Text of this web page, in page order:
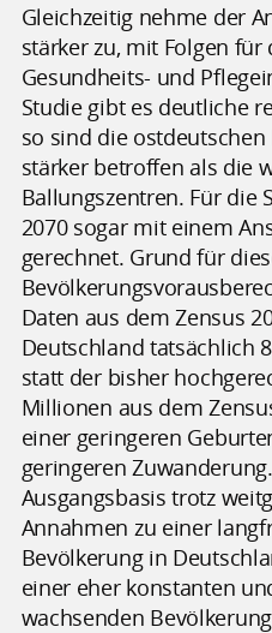
Gleichzeitig nehme der
stärker zu, mit Folgen für
Gesundheits- und
Studie gibt es deutliche
so sind die
stärker betroffen als die
Ballungszentren. Für die
2070 sogar mit einem
gerechnet. Grund für
Daten aus dem Zensus
Deutschland tatsächlich
statt der bisher
Millionen aus dem
einer geringeren
geringeren
Ausgangsbasis trotz
Annahmen zu einer
Bevölkerung in
einer eher konstanten
wachsenden